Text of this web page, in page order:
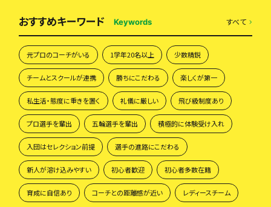
おすすめキーワード Keywords すべて
元プロのコーチがいる 1学年20名以上 少数精鋭
チームとスクールが連携 勝ちにこだわる 楽しくが第一
私生活・態度に重きを置く 礼儀に厳しい 飛び級制度あり
プロ選手を輩出 五輪選手を輩出 積極的に体験受け入れ
入団はセレクション前提 選手の進路にこだわる
新人が溶け込みやすい 初心者歓迎 初心者多数在籍
育成に自信あり コーチとの距離感が近い レディースチーム